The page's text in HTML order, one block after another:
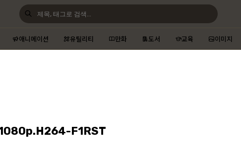
애니메이션 유틸리티 만화 도서 교육 이미지
F1RST